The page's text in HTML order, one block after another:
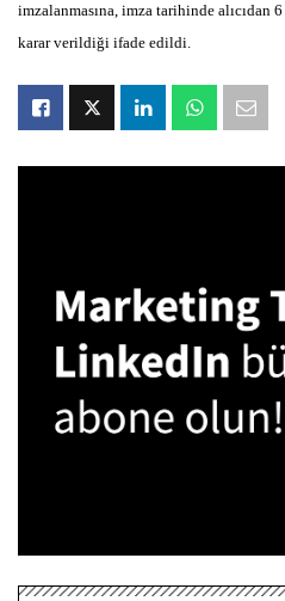
imzalanmasına, imza tarihinde alıcıdan
karar verildiği ifade edildi.